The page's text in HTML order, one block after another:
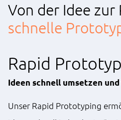
Von der Idee
schnelle
Rapid
Ideen schnell umsetzen
Unser Rapid Prototyping